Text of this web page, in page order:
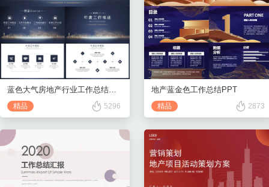
蓝色大气房地产行业工作总结汇报PPT模板
精品 5296
地产蓝金色工作总结PPT
精品 2873